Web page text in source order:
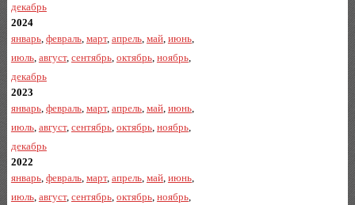
декабрь
2024
январь, февраль, март, апрель, май, июнь,
июль, август, сентябрь, октябрь, ноябрь,
декабрь
2023
январь, февраль, март, апрель, май, июнь,
июль, август, сентябрь, октябрь, ноябрь,
декабрь
2022
январь, февраль, март, апрель, май, июнь,
июль, август, сентябрь, октябрь, ноябрь,